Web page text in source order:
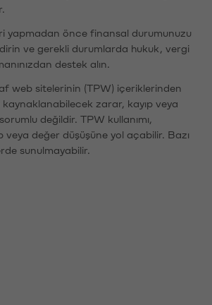
yapmadan önce finansal durumunuzu
ve gerekli durumlarda hukuk, vergi
destek alın.
web sitelerinin (TPW) içeriklerinden
kaynaklanabilecek zarar, kayıp veya
değildir. TPW kullanımı,
veya değer düşüşüne yol açabilir. Bazı
sunulmayabilir.